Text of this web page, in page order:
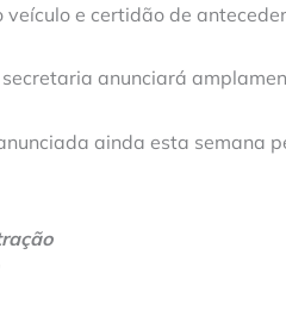
e certidão de
anunciará
ainda esta semana